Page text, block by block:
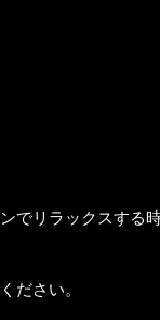
でリラックスする
ださい。